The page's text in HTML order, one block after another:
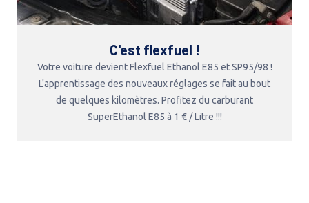
C'est flexfuel !
Votre voiture devient Flexfuel Ethanol E85 et SP95/98 !
L'apprentissage des nouveaux réglages se fait au bout
de quelques kilomètres. Profitez du carburant
SuperEthanol E85 à 1 € / Litre !!!